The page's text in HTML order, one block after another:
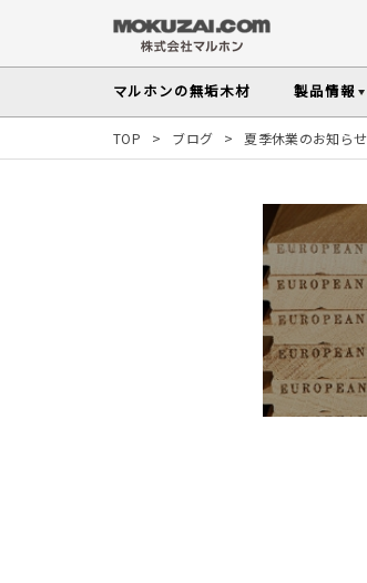
マルホンの無垢木材 製品情報
フローリング
その他の内装部材・
樹種別製
ショールームTOP
Instagram投稿実例
イン
よく選ばれる樹
木の種類
塗料・
マルホンのオリジナル塗料
TOP > ブログ > 夏季休業のお知らせ